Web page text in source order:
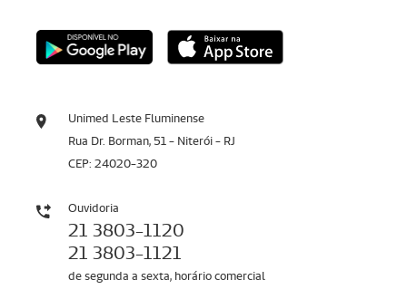
Unimed Leste Fluminense
Rua Dr. Borman, 51 - Niterói - RJ
CEP: 24020-320
Ouvidoria
21 3803-1120
21 3803-1121
de segunda a sexta, horário comercial